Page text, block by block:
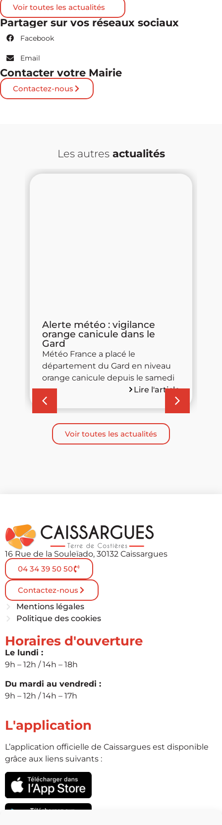
Voir toutes les actualités
Partager sur vos réseaux sociaux
Facebook
Email
Contacter votre Mairie
Contactez-nous
Les autresactualités
Alerte météo : vigilance
orange canicule dans le
Gard
Météo France a placé le
département du Gard en niveau
orange canicule depuis le samedi
Lire l'article
Voir toutes les actualités
16 Rue de la Souleïado, 30132 Caissargues
04 34 39 50 50
Contactez-nous
Mentions légales
Politique des cookies
Horaires d'ouverture
Le lundi :
9h – 12h / 14h – 18h
Du mardi au vendredi :
9h – 12h / 14h – 17h
L'application
L’application officielle de Caissargues est disponible
grâce aux liens suivants :